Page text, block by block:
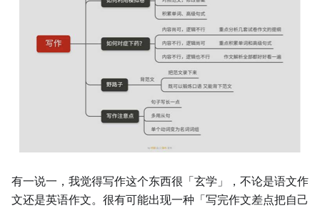
有一说一，我觉得写作这个东西很「玄学」，不论是语文作
文还是英语作文。很有可能出现一种「写完作文差点把自己